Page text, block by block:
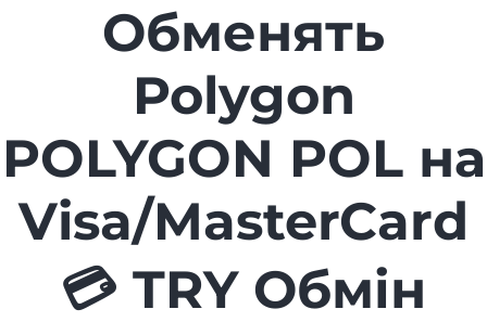
Обменять
Polygon
POLYGON POL на
Visa/MasterCard
💳 TRY Обмін